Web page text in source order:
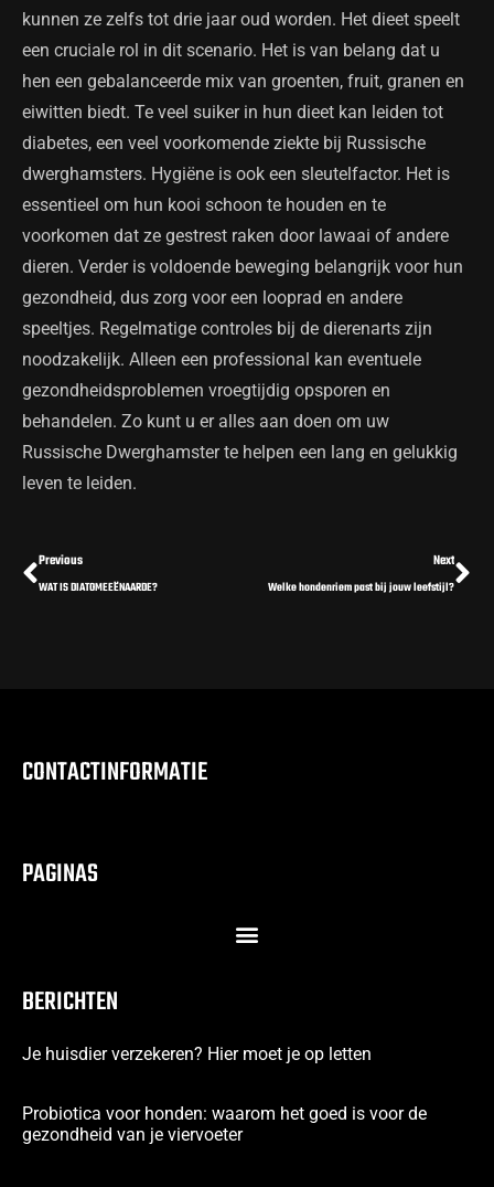
kunnen ze zelfs tot drie jaar oud worden. Het dieet speelt
een cruciale rol in dit scenario. Het is van belang dat u
hen een gebalanceerde mix van groenten, fruit, granen en
eiwitten biedt. Te veel suiker in hun dieet kan leiden tot
diabetes, een veel voorkomende ziekte bij Russische
dwerghamsters. Hygiëne is ook een sleutelfactor. Het is
essentieel om hun kooi schoon te houden en te
voorkomen dat ze gestrest raken door lawaai of andere
dieren. Verder is voldoende beweging belangrijk voor hun
gezondheid, dus zorg voor een looprad en andere
speeltjes. Regelmatige controles bij de dierenarts zijn
noodzakelijk. Alleen een professional kan eventuele
gezondheidsproblemen vroegtijdig opsporen en
behandelen. Zo kunt u er alles aan doen om uw
Russische Dwerghamster te helpen een lang en gelukkig
leven te leiden.
Vorige
Previous
WAT IS DIATOMEEËNAARDE?
Next
Welke hondenriem past bij jouw leefstijl?
CONTACTINFORMATIE
PAGINAS
BERICHTEN
Je huisdier verzekeren? Hier moet je op letten
Probiotica voor honden: waarom het goed is voor de
gezondheid van je viervoeter